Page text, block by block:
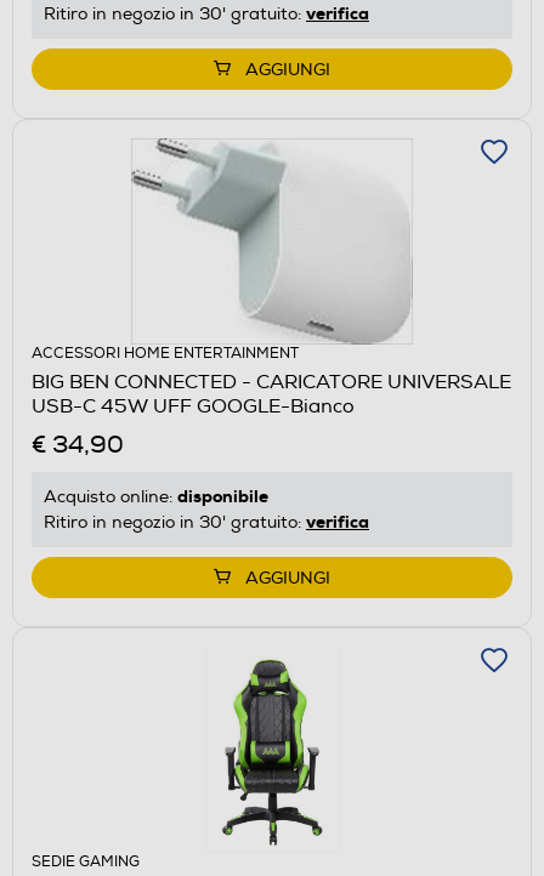
Ritiro in negozio in 30' gratuito: verifica
AGGIUNGI
ACCESSORI HOME ENTERTAINMENT
BIG BEN CONNECTED - CARICATORE UNIVERSALE
USB-C 45W UFF GOOGLE-Bianco
€ 34,90
Acquisto online: disponibile
Ritiro in negozio in 30' gratuito: verifica
AGGIUNGI
SEDIE GAMING